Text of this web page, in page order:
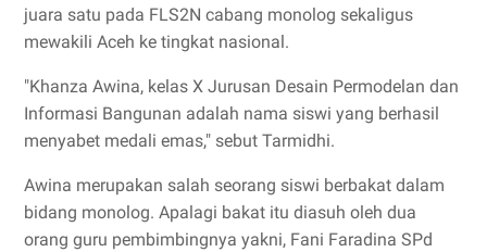
juara satu pada FLS2N cabang monolog sekaligus
mewakili Aceh ke tingkat nasional.
"Khanza Awina, kelas X Jurusan Desain Permodelan dan
Informasi Bangunan adalah nama siswi yang berhasil
menyabet medali emas," sebut Tarmidhi.
Awina merupakan salah seorang siswi berbakat dalam
bidang monolog. Apalagi bakat itu diasuh oleh dua
orang guru pembimbingnya yakni, Fani Faradina SPd